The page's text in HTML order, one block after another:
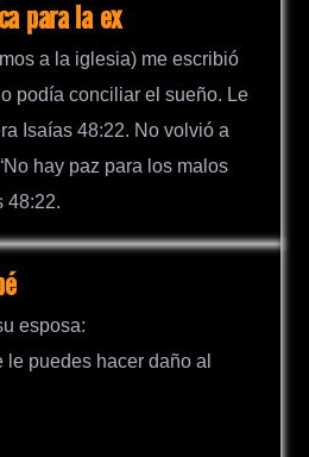
para la ex
a la iglesia) me escribió
podía conciliar el sueño. Le
Isaías 48:22. No volvió a
hay paz para los malos
48:22.
esposa:
le puedes hacer daño al